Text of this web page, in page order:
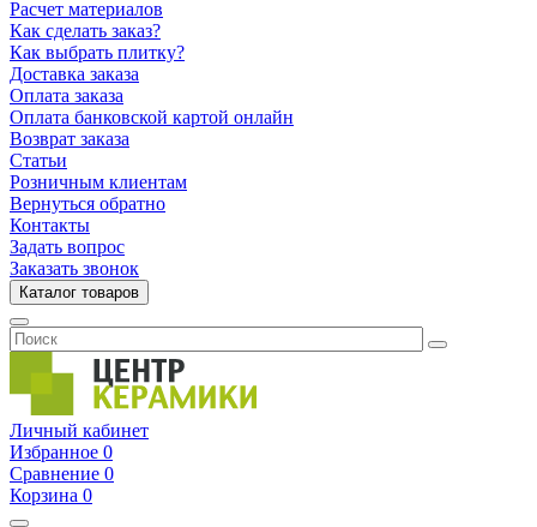
Расчет материалов
Как сделать заказ?
Как выбрать плитку?
Доставка заказа
Оплата заказа
Оплата банковской картой онлайн
Возврат заказа
Статьи
Розничным клиентам
Вернуться обратно
Контакты
Задать вопрос
Заказать звонок
Каталог товаров
Личный кабинет
Избранное 0
Сравнение 0
Корзина 0